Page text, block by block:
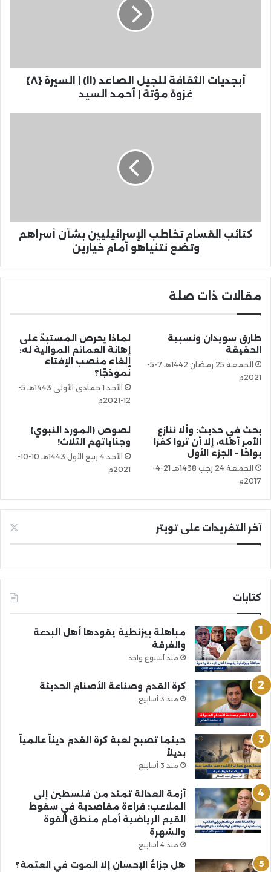
أبجديات الثقافة للجيل الصاعد (١١) | السيرة {٨}
غزوة مؤتة | أحمد السيد
كتائب القسام تخاطب الإسرائيليين بشأن أسراهم
وتضع نتنياهو أمام خيارين
مقالات ذات صلة
طارق سويدان ونسبية
الحقيقة
الجمعة 25 رمضان 1442هـ 7-5-
2021م
لماذا يحرص المستبدّ على
إهانة العمائم الموالية له؛
إلغاء منصب الإفتاء
نموذجًا؟
الأحد 1 جمادى الأولى 1443هـ 5-
12-2021م
بحث في حديث: وألا ننازع
الأمر أهله، إلا أن تروا كفرًا
بواحًا – الجزء الأول
الجمعة 24 رجب 1438هـ 21-4-
2017م
لصوص (المورد النبوي)
وجناياتهم الثلاث!
الأحد 4 ربيع الأول 1443هـ 10-10-
2021م
آخر التغريدات على تويتر
كتابات
مباهلة بيزنطية يقودها أهل البدعة
والفرقة
منذ أسبوع واحد
كرة القدم وصناعة الأصنام الحديثة
منذ 3 أسابيع
حينما تصبح لعبة كرة القدم ديناً عالمياً
بديلاً
منذ 3 أسابيع
أزمة العدالة تمتد من فلسطين إلى
الملاعب: قراءة مقاصدية في سقوط
القيم الرياضية أمام منطق القوة
والشهرة
منذ 4 أسابيع
هل جزاءُ الإحسانِ إلا الموت في العتمة؟